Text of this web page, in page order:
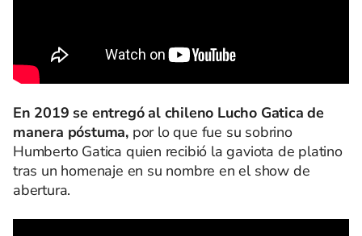
En 2019 se entregó al chileno Lucho Gatica de
manera póstuma, por lo que fue su sobrino
Humberto Gatica quien recibió la gaviota de platino
tras un homenaje en su nombre en el show de
abertura.